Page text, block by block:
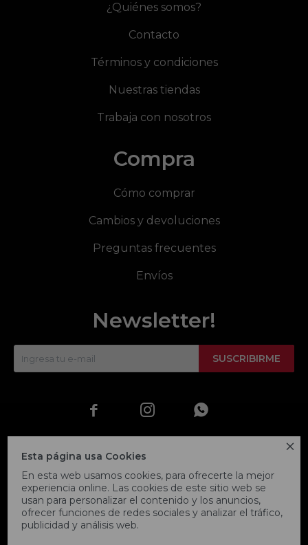

Esta página usa Cookies
En esta web usamos cookies, para ofrecerte la mejor
experiencia online. Las cookies de este sitio web se
usan para personalizar el contenido y los anuncios,
ofrecer funciones de redes sociales y analizar el tráfico,
publicidad y análisis web.
¿Quiénes somos?
Contacto
Términos y condiciones
Nuestras tiendas
Trabaja con nosotros
Compra
Cómo comprar
Cambios y devoluciones
Preguntas frecuentes
Envíos
Newsletter!
SUSCRIBIRME
  